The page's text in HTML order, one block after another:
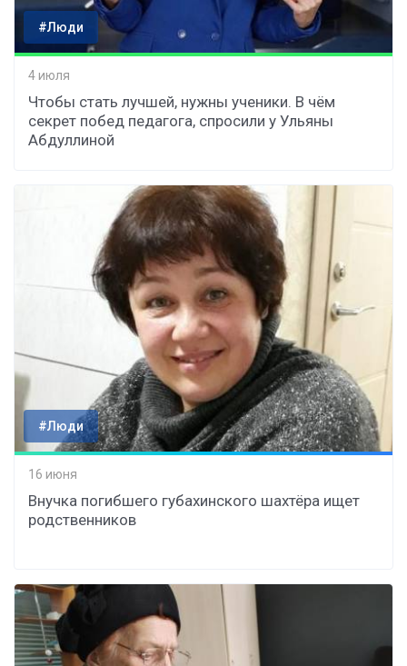
#Люди
4 июля
Чтобы стать лучшей, нужны ученики. В чём
секрет побед педагога, спросили у Ульяны
Абдуллиной
#Люди
16 июня
Внучка погибшего губахинского шахтёра ищет
родственников